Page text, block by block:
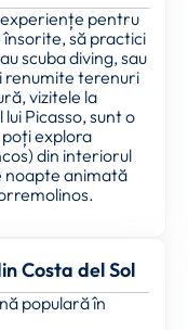
pentru
să practici
scuba diving, sau
renumite terenuri
vizitele la
Picasso, sunt o
explora
din interiorul
noapte animată
Costa del Sol
populară în